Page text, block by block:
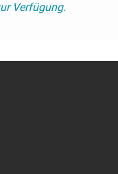
Verfügung.